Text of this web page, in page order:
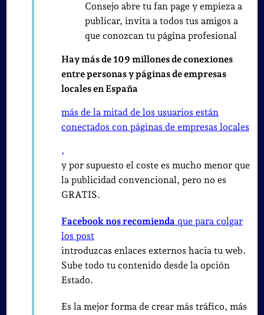
Consejo abre tu fan page y empieza a
publicar, invita a todos tus amigos a
que conozcan tu página profesional
Hay más de 109 millones de conexiones
entre personas y páginas de empresas
locales en España
más de la mitad de los usuarios están
conectados con páginas de empresas locales
,
y por supuesto el coste es mucho menor que
la publicidad convencional, pero no es
GRATIS.
Facebook nos recomiendaque para colgar
los post
introduzcas enlaces externos hacia tu web.
Sube todo tu contenido desde la opción
Estado.
Es la mejor forma de crear más tráfico, más